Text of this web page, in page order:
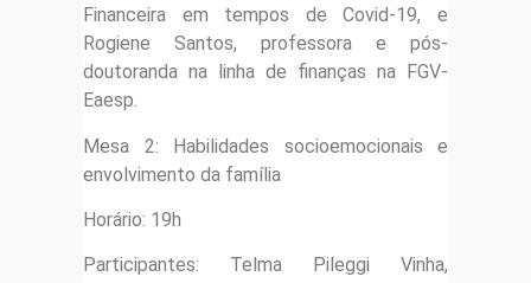
Financeira em tempos de Covid-19, e
Rogiene Santos, professora e pós-
doutoranda na linha de finanças na FGV-
Eaesp.
Mesa 2: Habilidades socioemocionais e
envolvimento da família
Horário: 19h
Participantes: Telma Pileggi Vinha,